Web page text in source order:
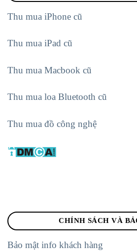
Thu mua iPhone cũ
Thu mua iPad cũ
Thu mua Macbook cũ
Thu mua loa Bluetooth cũ
Thu mua đồ công nghệ
CHÍNH SÁCH VÀ
Bảo mật info khách hàng